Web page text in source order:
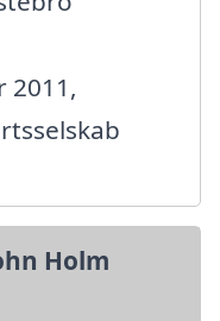
2011,
Holm